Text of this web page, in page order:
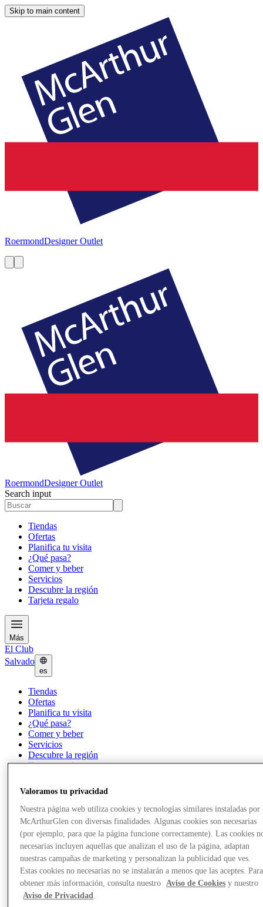
Skip to main content
RoermondDesigner Outlet
RoermondDesigner Outlet
Search input
Tiendas
Ofertas
Planifica tu visita
¿Qué pasa?
Comer y beber
Servicios
Descubre la región
Tarjeta regalo
Más
El Club
Salvado
es
Tiendas
Ofertas
Planifica tu visita
¿Qué pasa?
Comer y beber
Servicios
Descubre la región
Tarjeta regalo
Más
Valoramos tu privacidad
Nuestra página web utiliza cookies y tecnologías similares instaladas por
McArthurGlen con diversas finalidades. Algunas cookies son necesarias
(por ejemplo, para que la página funcione correctamente). Las cookies
necesarias incluyen aquellas que analizan el uso de la página, adaptan
nuestras campañas de marketing y personalizan la publicidad que ves.
Estas cookies no necesarias no se instalarán a menos que las aceptes. Para
obtener más información, consulta nuestro
Aviso de Cookies y nuestro
Aviso de Privacidad.